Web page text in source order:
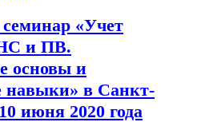
«Учет
и ПВ.
основы и
навыки» в Санкт-
июня 2020 года